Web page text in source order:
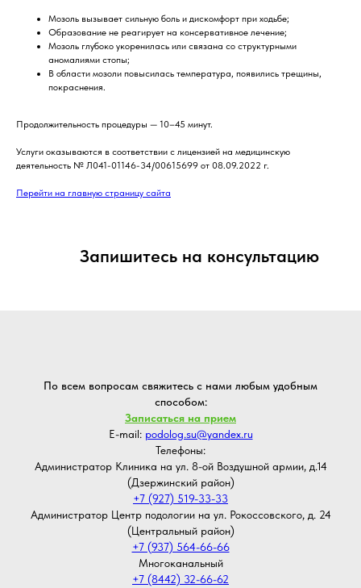
Мозоль вызывает сильную боль и дискомфорт при ходьбе;
Образование не реагирует на консервативное лечение;
Мозоль глубоко укоренилась или связана со структурными
аномалиями стопы;
В области мозоли повысилась температура, появились трещины,
покраснения.
Продолжительность процедуры — 10–45 минут.
Услуги оказываются в соответствии с лицензией на медицинскую
деятельность № Л041-01146-34/00615699 от 08.09.2022 г.
Перейти на главную страницу сайта
Запишитесь на консультацию
По всем вопросам свяжитесь с нами любым удобным
способом:
Записаться на прием
E-mail: podolog.su@yandex.ru
Телефоны:
Администратор Клиника на ул. 8-ой Воздушной армии, д.14
(Дзержинский район)
+7 (927) 519-33-33
Администратор Центр подологии на ул. Рокоссовского, д. 24
(Центральный район)
+7 (937) 564-66-66
Многоканальный
+7 (8442) 32-66-62